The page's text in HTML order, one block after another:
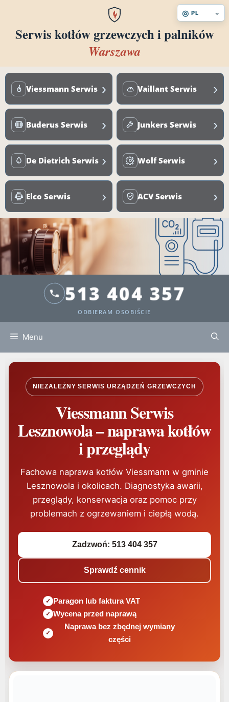
Serwis kotłów grzewczych i palników
Warszawa
Viessmann Serwis › Vaillant Serwis ›
Buderus Serwis › Junkers Serwis ›
De Dietrich Serwis › Wolf Serwis ›
Elco Serwis › ACV Serwis ›
513 404 357
ODBIERAM OSOBIŚCIE
◎ PL ⌄
Menu
NIEZALEŻNY SERWIS URZĄDZEŃ GRZEWCZYCH
Viessmann Serwis
Lesznowola – naprawa kotłów
i przeglądy
Fachowa naprawa kotłów Viessmann w gminie
Lesznowola i okolicach. Diagnostyka awarii,
przeglądy, konserwacja oraz pomoc przy
problemach z ogrzewaniem i ciepłą wodą.
Zadzwoń: 513 404 357
Sprawdź cennik
Paragon lub faktura VAT
Wycena przed naprawą
Naprawa bez zbędnej wymiany
części